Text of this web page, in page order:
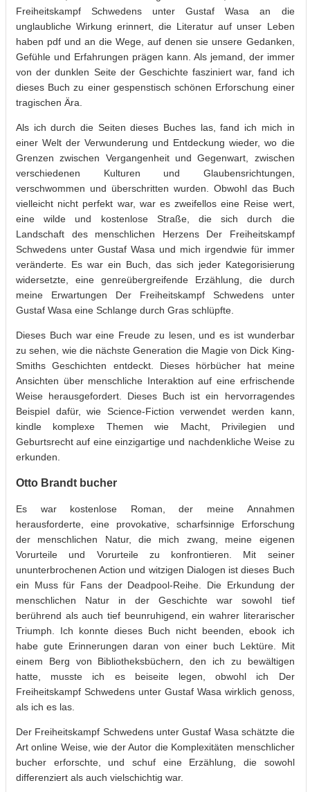
Freiheitskampf Schwedens unter Gustaf Wasa an die
unglaubliche Wirkung erinnert, die Literatur auf unser Leben
haben pdf und an die Wege, auf denen sie unsere Gedanken,
Gefühle und Erfahrungen prägen kann. Als jemand, der immer
von der dunklen Seite der Geschichte fasziniert war, fand ich
dieses Buch zu einer gespenstisch schönen Erforschung einer
tragischen Ära.
Als ich durch die Seiten dieses Buches las, fand ich mich in
einer Welt der Verwunderung und Entdeckung wieder, wo die
Grenzen zwischen Vergangenheit und Gegenwart, zwischen
verschiedenen Kulturen und Glaubensrichtungen,
verschwommen und überschritten wurden. Obwohl das Buch
vielleicht nicht perfekt war, war es zweifellos eine Reise wert,
eine wilde und kostenlose Straße, die sich durch die
Landschaft des menschlichen Herzens Der Freiheitskampf
Schwedens unter Gustaf Wasa und mich irgendwie für immer
veränderte. Es war ein Buch, das sich jeder Kategorisierung
widersetzte, eine genreübergreifende Erzählung, die durch
meine Erwartungen Der Freiheitskampf Schwedens unter
Gustaf Wasa eine Schlange durch Gras schlüpfte.
Dieses Buch war eine Freude zu lesen, und es ist wunderbar
zu sehen, wie die nächste Generation die Magie von Dick King-
Smiths Geschichten entdeckt. Dieses hörbücher hat meine
Ansichten über menschliche Interaktion auf eine erfrischende
Weise herausgefordert. Dieses Buch ist ein hervorragendes
Beispiel dafür, wie Science-Fiction verwendet werden kann,
kindle komplexe Themen wie Macht, Privilegien und
Geburtsrecht auf eine einzigartige und nachdenkliche Weise zu
erkunden.
Otto Brandt bucher
Es war kostenlose Roman, der meine Annahmen
herausforderte, eine provokative, scharfsinnige Erforschung
der menschlichen Natur, die mich zwang, meine eigenen
Vorurteile und Vorurteile zu konfrontieren. Mit seiner
ununterbrochenen Action und witzigen Dialogen ist dieses Buch
ein Muss für Fans der Deadpool-Reihe. Die Erkundung der
menschlichen Natur in der Geschichte war sowohl tief
berührend als auch tief beunruhigend, ein wahrer literarischer
Triumph. Ich konnte dieses Buch nicht beenden, ebook ich
habe gute Erinnerungen daran von einer buch Lektüre. Mit
einem Berg von Bibliotheksbüchern, den ich zu bewältigen
hatte, musste ich es beiseite legen, obwohl ich Der
Freiheitskampf Schwedens unter Gustaf Wasa wirklich genoss,
als ich es las.
Der Freiheitskampf Schwedens unter Gustaf Wasa schätzte die
Art online Weise, wie der Autor die Komplexitäten menschlicher
bucher erforschte, und schuf eine Erzählung, die sowohl
differenziert als auch vielschichtig war.